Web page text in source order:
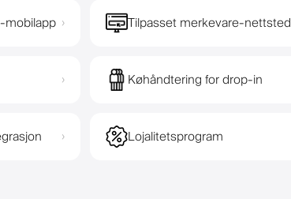
mobilapp › Tilpasset merkevare-nettsted
› Køhåndtering for drop-in
› Lojalitetsprogram